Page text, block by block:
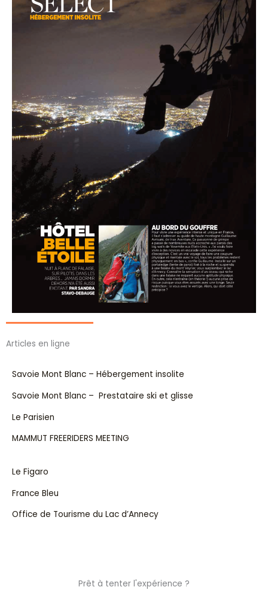
Articles en ligne
Savoie Mont Blanc – Hébergement insolite
Savoie Mont Blanc – Prestataire ski et glisse
Le Parisien
MAMMUT FREERIDERS MEETING
Le Figaro
France Bleu
Office de Tourisme du Lac d’Annecy
Prêt à tenter l'expérience ?